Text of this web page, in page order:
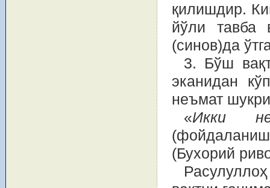
қилишдир.
йўли тавба
(синов)да
3. Бўш
эканидан
неъмат
«Икки
(Бухорий